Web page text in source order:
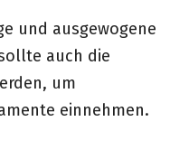
und ausgewogene
auch die
um
einnehmen.